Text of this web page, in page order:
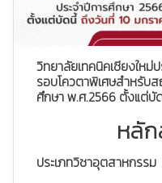
วิทยาลัยเทคนิคเชียงใหม่
รอบโควตาพิเศษสำหรับ
ศึกษา พ.ศ.2566 ตั้งแต่บั
หลั
ประเภทวิชาอุตสาหกรรม